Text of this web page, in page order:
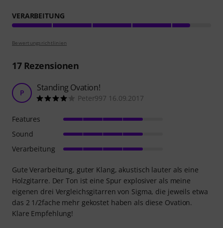
VERARBEITUNG
Bewertungsrichtlinien
17Rezensionen
P Standing Ovation!
Peter997 16.09.2017
Gute Verarbeitung, guter Klang, akustisch lauter als eine
Holzgitarre. Der Ton ist eine Spur explosiver als meine
eigenen drei Vergleichsgitarren von Sigma, die jeweils etwa
das 2 1/2fache mehr gekostet haben als diese Ovation.
Klare Empfehlung!
Features
Sound
Verarbeitung